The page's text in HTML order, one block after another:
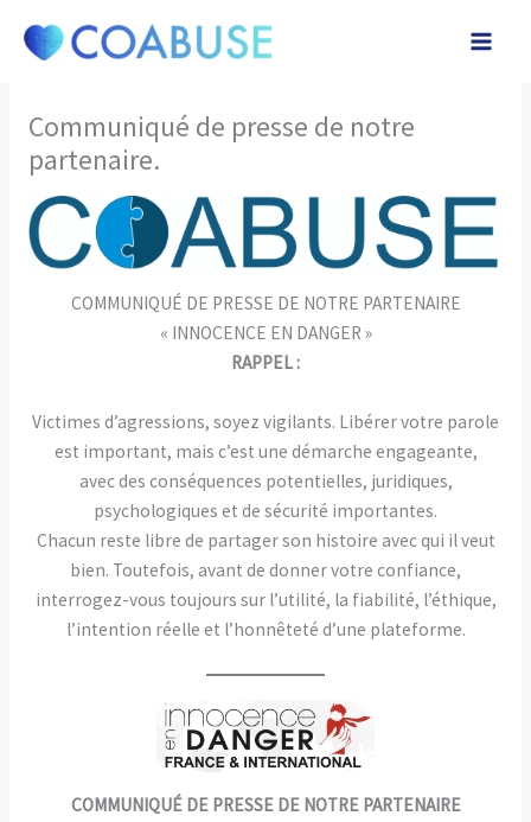
Communiqué de presse de notre
partenaire.
COMMUNIQUÉ DE PRESSE DE NOTRE PARTENAIRE
« INNOCENCE EN DANGER »
RAPPEL :
Victimes d’agressions, soyez vigilants. Libérer votre parole
est important, mais c’est une démarche engageante,
avec des conséquences potentielles, juridiques,
psychologiques et de sécurité importantes.
Chacun reste libre de partager son histoire avec qui il veut
bien. Toutefois, avant de donner votre confiance,
interrogez-vous toujours sur l’utilité, la fiabilité, l’éthique,
l’intention réelle et l’honnêteté d’une plateforme.
COMMUNIQUÉ DE PRESSE DE NOTRE PARTENAIRE